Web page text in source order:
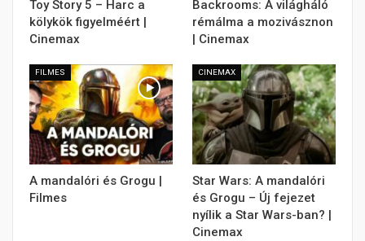
Toy Story 5 – Harc a
kölykök figyelméért |
Cinemax
Backrooms: A világháló
rémálma a mozivásznon
| Cinemax
FILMES
A mandalóri és Grogu |
Filmes
CINEMAX
Star Wars: A mandalóri
és Grogu – Új fejezet
nyílik a Star Wars-ban? |
Cinemax